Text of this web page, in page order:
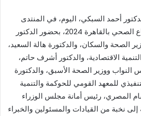
أحمد السبكي، اليوم، في المنتدى
الأول للحوكمة في القطاع الصحي بالقاهرة 2024، بحضور الدكتور
الصحة والسكان، والدكتورة هالة السعيد،
الاقتصادية، والدكتور أشرف حاتم،
ووزير الصحة الأسبق، والدكتورة
للمعهد القومي للحوكمة والتنمية
المصري، رئيس أمانة مجلس الوزراء
إلى نخبة من القيادات والمسئولين والخبراء